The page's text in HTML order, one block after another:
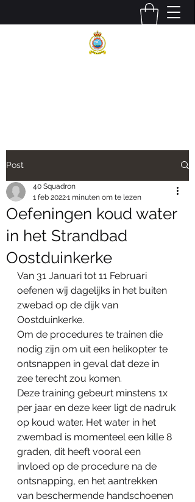
Post
Oefeningen koud water
in het Strandbad
Oostduinkerke
40 Squadron
1 feb 20221 minuten om te lezen
Van 31 Januari tot 11 Februari
oefenen wij dagelijks in het buiten
zwebad op de dijk van
Oostduinkerke.
Om de procedures te trainen die
nodig zijn om uit een helikopter te
ontsnappen in geval dat deze in
zee terecht zou komen.
Deze training gebeurt minstens 1x
per jaar en deze keer ligt de nadruk
op koud water. Het water in het
zwembad is momenteel een kille 8
graden, dit heeft vooral een
invloed op de procedure na de
ontsnapping, en het aantrekken
van beschermende handschoenen